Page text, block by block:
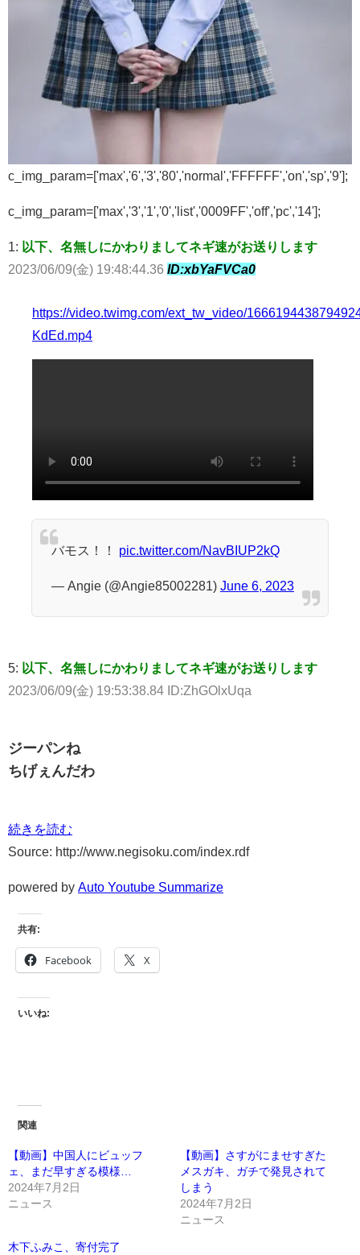
c_img_param=['max','6','3','80','normal','FFFFFF','on','sp','9'];
c_img_param=['max','3','1','0','list','0009FF','off','pc','14'];
1: 以下、名無しにかわりましてネギ速がお送りします
2023/06/09(金) 19:48:44.36 ID:xbYaFVCa0
https://video.twimg.com/ext_tw_video/
KdEd.mp4
バモス！！ pic.twitter.com/NavBIUP2kQ
— Angie (@Angie85002281) June 6, 2023
5: 以下、名無しにかわりましてネギ速がお送りします
2023/06/09(金) 19:53:38.84 ID:ZhGOlxUqa
ジーパンね
ちげぇんだわ
続きを読む
Source: http://www.negisoku.com/index.rdf
powered by Auto Youtube Summarize
共有:
Facebook X
いいね:
関連
【動画】中国人にビュッフ
ェ、まだ早すぎる模様…
2024年7月2日
ニュース
【動画】さすがにませすぎた
メスガキ、ガチで発見されて
しまう
2024年7月2日
ニュース
木下ふみこ、寄付完了